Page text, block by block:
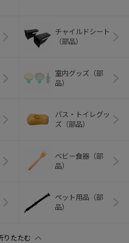
チャイルドシート
（部品）
室内グッズ（部
品）
バス・トイレグッ
ズ（部品）
ベビー食器（部
品）
ペット用品（部
品）